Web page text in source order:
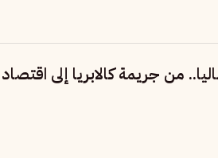
من جريمة كالابريا إلى اقتصاد